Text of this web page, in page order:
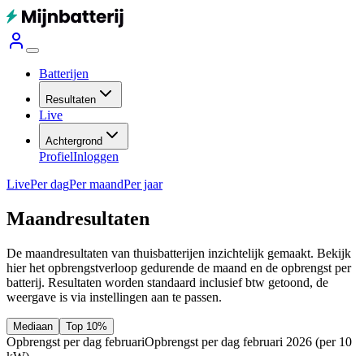
Batterijen
Resultaten
Live
Achtergrond
ProfielInloggen
LivePer dagPer maandPer jaar
Maandresultaten
De maandresultaten van thuisbatterijen inzichtelijk gemaakt. Bekijk
hier het opbrengstverloop gedurende de maand en de opbrengst per
batterij. Resultaten worden standaard inclusief btw getoond, de
weergave is via instellingen aan te passen.
Mediaan Top 10%
Opbrengst per dag februariOpbrengst per dag februari 2026 (per 10